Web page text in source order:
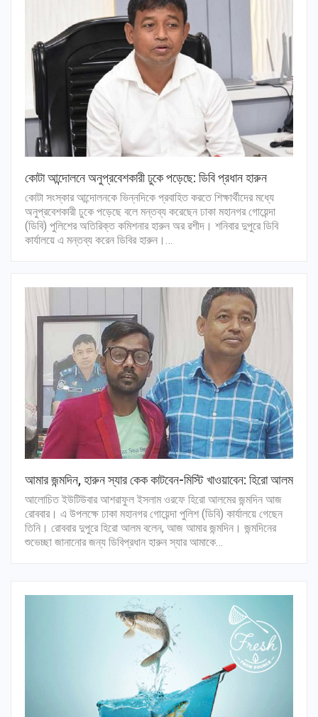
কোটা আন্দোলনে অনুপ্রবেশকারী ঢুকে পড়েছে: ডিবি প্রধান হারুন
কোটা সংস্কার আন্দোলনকে ভিন্নদিকে প্রবাহিত করতে শিক্ষার্থীদের মধ্যে
অনুপ্রবেশকারী ঢুকে পড়েছে বলে মন্তব্য করেছেন ঢাকা মহানগর গোয়েন্দা
(ডিবি) পুলিশের অতিরিক্ত কমিশনার হারুন অর রশীদ। শনিবার দুপুরে ডিবি
কার্যালয়ে এ মন্তব্য করেন ডিবির হারুন।…
আমার জন্মদিন, হারুন স্যার কেক কাটবেন-মিস্টি খাওয়াবেন: হিরো আলম
আলোচিত ইউটিউবার আশরাফুল ইসলাম ওরফে হিরো আলমের জন্মদিন আজ
রোববার। এ উপলক্ষে ঢাকা মহানগর গোয়েন্দা পুলিশ (ডিবি) কার্যালয়ে গেছেন
তিনি। রোববার দুপুরে হিরো আলম বলেন, আজ আমার জন্মদিন। জন্মদিনের
শুভেচ্ছা জানানোর জন্য ডিবিপ্রধান হারুন স্যার আমাকে…